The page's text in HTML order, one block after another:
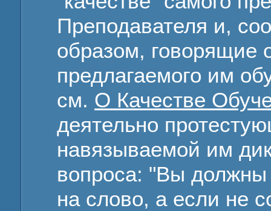
Преподавателя и,
образом, говорящие
предлагаемого им
см. О Качестве
деятельно
навязываемой им
вопроса: "Вы должны
на слово, а если не